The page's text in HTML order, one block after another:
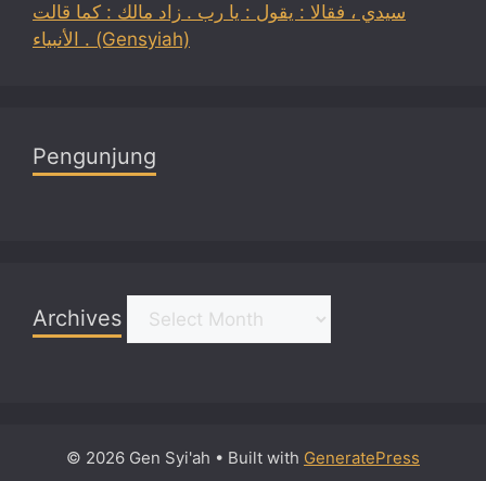
سيدي ، فقالا : يقول : يا رب . زاد مالك : كما قالت
الأنبياء . (Gensyiah)
Pengunjung
Archives Archives
© 2026 Gen Syi'ah • Built with GeneratePress